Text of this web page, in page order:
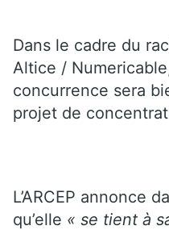
Dans le cadre du
Altice /
concurrence sera
projet de
L’ARCEP annonce
qu’elle « se tient à